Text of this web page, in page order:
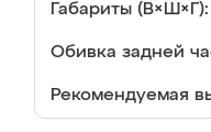
Габариты (В×Ш×Г):
Обивка задней
Рекомендуемая